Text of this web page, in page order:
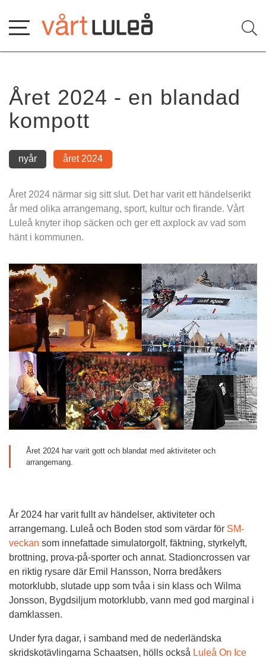
innehåll
Året 2024 - en blandad
kompott
nyår året 2024
Året 2024 närmar sig sitt slut. Det har varit ett händelserikt
år med olika arrangemang, sport, kultur och firande. Vårt
Luleå knyter ihop säcken och ger ett axplock av vad som
hänt i kommunen.
Året 2024 har varit gott och blandat med aktiviteter och
arrangemang.
År 2024 har varit fullt av händelser, aktiviteter och
arrangemang. Luleå och Boden stod som värdar för SM-
veckan som innefattade simulatorgolf, fäktning, styrkelyft,
brottning, prova-på-sporter och annat. Stadioncrossen var
en riktig rysare där Emil Hansson, Norra bredåkers
motorklubb, slutade upp som tvåa i sin klass och Wilma
Jonsson, Bygdsiljum motorklubb, vann med god marginal i
damklassen.
Under fyra dagar, i samband med de nederländska
skridskotävlingarna Schaatsen, hölls också Luleå On Ice